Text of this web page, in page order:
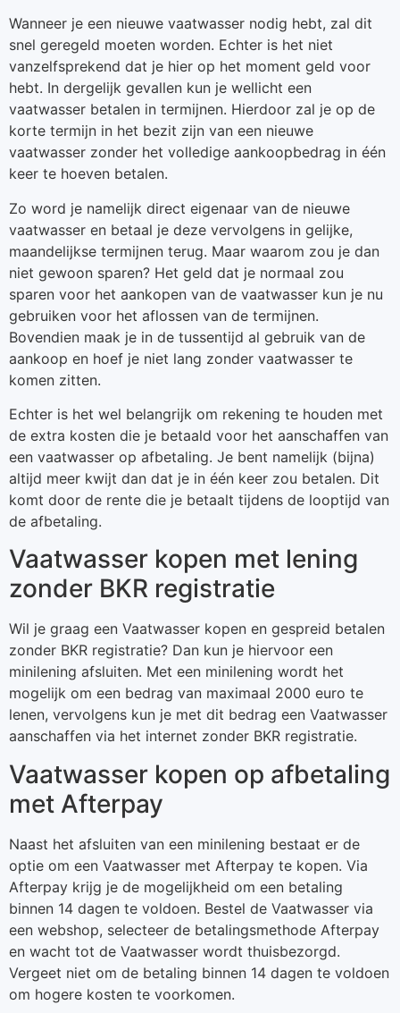
Wanneer je een nieuwe vaatwasser nodig hebt, zal dit
snel geregeld moeten worden. Echter is het niet
vanzelfsprekend dat je hier op het moment geld voor
hebt. In dergelijk gevallen kun je wellicht een
vaatwasser betalen in termijnen. Hierdoor zal je op de
korte termijn in het bezit zijn van een nieuwe
vaatwasser zonder het volledige aankoopbedrag in één
keer te hoeven betalen.
Zo word je namelijk direct eigenaar van de nieuwe
vaatwasser en betaal je deze vervolgens in gelijke,
maandelijkse termijnen terug. Maar waarom zou je dan
niet gewoon sparen? Het geld dat je normaal zou
sparen voor het aankopen van de vaatwasser kun je nu
gebruiken voor het aflossen van de termijnen.
Bovendien maak je in de tussentijd al gebruik van de
aankoop en hoef je niet lang zonder vaatwasser te
komen zitten.
Echter is het wel belangrijk om rekening te houden met
de extra kosten die je betaald voor het aanschaffen van
een vaatwasser op afbetaling. Je bent namelijk (bijna)
altijd meer kwijt dan dat je in één keer zou betalen. Dit
komt door de rente die je betaalt tijdens de looptijd van
de afbetaling.
Vaatwasser kopen met lening
zonder BKR registratie
Wil je graag een Vaatwasser kopen en gespreid betalen
zonder BKR registratie? Dan kun je hiervoor een
minilening afsluiten. Met een minilening wordt het
mogelijk om een bedrag van maximaal 2000 euro te
lenen, vervolgens kun je met dit bedrag een Vaatwasser
aanschaffen via het internet zonder BKR registratie.
Vaatwasser kopen op afbetaling
met Afterpay
Naast het afsluiten van een minilening bestaat er de
optie om een Vaatwasser met Afterpay te kopen. Via
Afterpay krijg je de mogelijkheid om een betaling
binnen 14 dagen te voldoen. Bestel de Vaatwasser via
een webshop, selecteer de betalingsmethode Afterpay
en wacht tot de Vaatwasser wordt thuisbezorgd.
Vergeet niet om de betaling binnen 14 dagen te voldoen
om hogere kosten te voorkomen.